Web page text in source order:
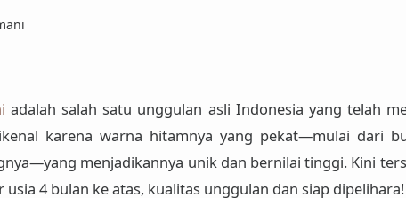
adalah salah satu unggulan asli Indonesia yang telah
karena warna hitamnya yang pekat—mulai dari
menjadikannya unik dan bernilai tinggi. Kini
usia 4 bulan ke atas, kualitas unggulan dan siap dipelihara!